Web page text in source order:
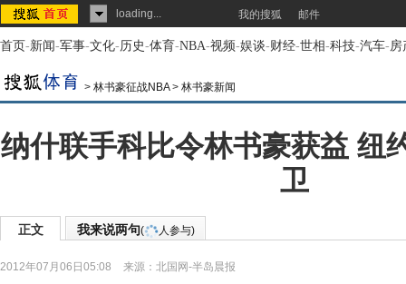
loading... 我的搜狐 邮件
首页-新闻-军事-文化-历史-体育-NBA-视频-娱谈-财经-世相-科技-汽车-房
> 林书豪征战NBA> 林书豪新闻
纳什联手科比令林书豪获益 纽
卫
正文 我来说两句( 人参与)
2012年07月06日05:08 来源： 北国网-半岛晨报